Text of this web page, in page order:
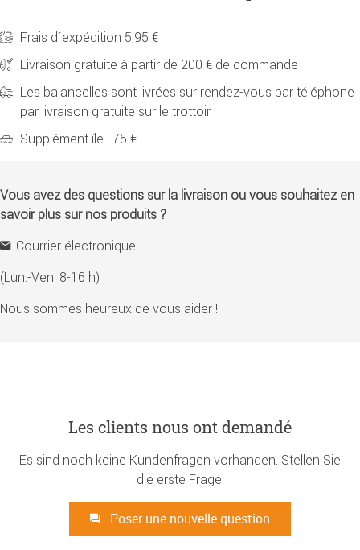
Frais d´expédition 5,95 €
Livraison gratuite à partir de 200 € de commande
Les balancelles sont livrées sur rendez-vous par téléphone
par livraison gratuite sur le trottoir
Supplément île : 75 €
Vous avez des questions sur la livraison ou vous souhaitez en
savoir plus sur nos produits ?
Courrier électronique
(Lun.-Ven. 8-16 h)
Nous sommes heureux de vous aider !
Les clients nous ont demandé
Es sind noch keine Kundenfragen vorhanden. Stellen Sie
die erste Frage!
Poser une nouvelle question